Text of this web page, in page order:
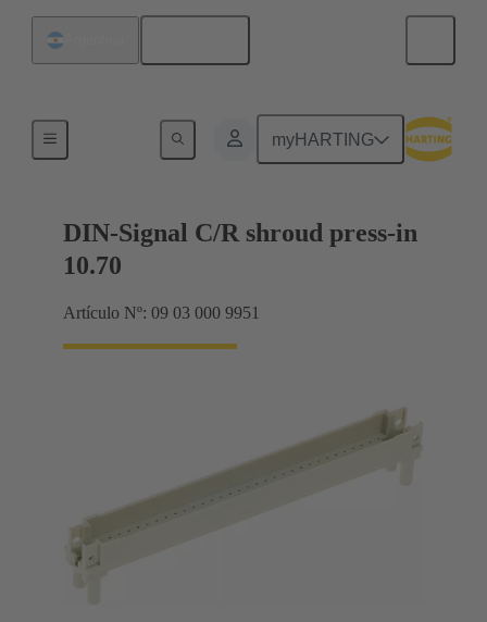
myHARTING
Terminación de placa madre a tarjeta hija
DIN-Signal C/R shroud press-in
10.70
Artículo Nº: 09 03 000 9951